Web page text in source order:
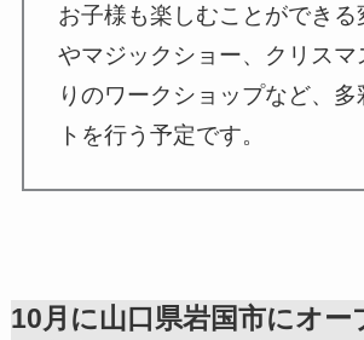
お子様も楽しむことができる
やマジックショー、クリスマ
りのワークショップなど、多
トを行う予定です。
10月に山口県岩国市にオー